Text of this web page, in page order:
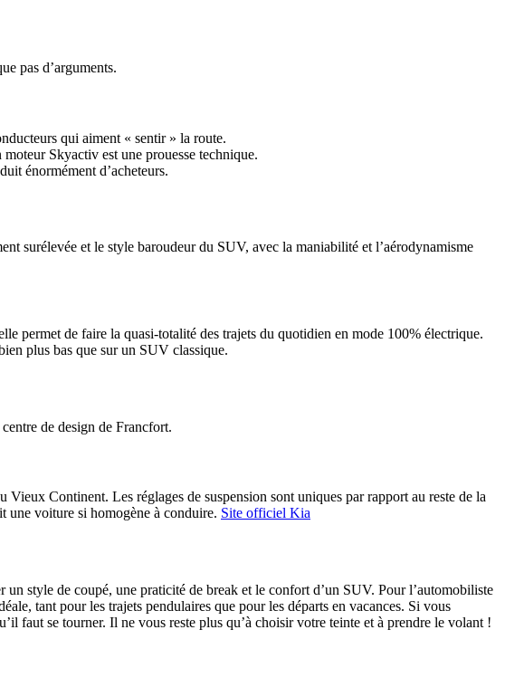
pas d’arguments.
qui aiment « sentir » la route.
Skyactiv est une prouesse technique.
énormément d’acheteurs.
surélevée et le style baroudeur du SUV, avec la maniabilité et l’aérodynamisme
permet de faire la quasi-totalité des trajets du quotidien en mode 100% électrique.
plus bas que sur un SUV classique.
de design de Francfort.
Continent. Les réglages de suspension sont uniques par rapport au reste de la
une voiture si homogène à conduire. Site officiel Kia
style de coupé, une praticité de break et le confort d’un SUV. Pour l’automobiliste
tant pour les trajets pendulaires que pour les départs en vacances. Si vous
faut se tourner. Il ne vous reste plus qu’à choisir votre teinte et à prendre le volant !